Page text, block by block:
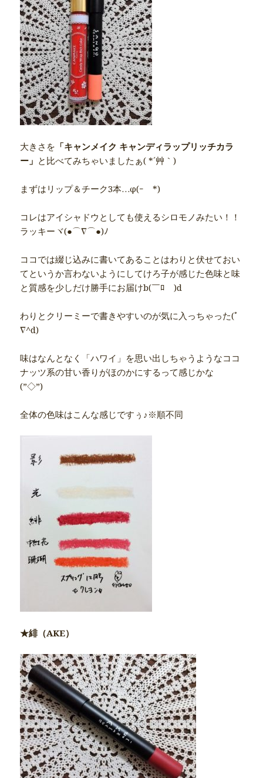
大きさを 「キャンメイク キャンディラップリッチカラ
ー」 と比べてみちゃいましたぁ( *´艸｀)
まずはリップ＆チーク3本…φ(ｰ￣*)
コレはアイシャドウとしても使えるシロモノみたい！！
ラッキーヾ(●⌒∇⌒●)ﾉ
ココでは綴じ込みに書いてあることはわりと伏せておい
てというか言わないようにしてけろ子が感じた色味と味
と質感を少しだけ勝手にお届けb(￣ﾛ￣)d
わりとクリーミーで書きやすいのが気に入っちゃった(ﾟ
∇^d)
味はなんとなく「ハワイ」を思い出しちゃうようなココ
ナッツ系の甘い香りがほのかにするって感じかな
(”◇”)ゞ
全体の色味はこんな感じですぅ♪※順不同
★緋（AKE）